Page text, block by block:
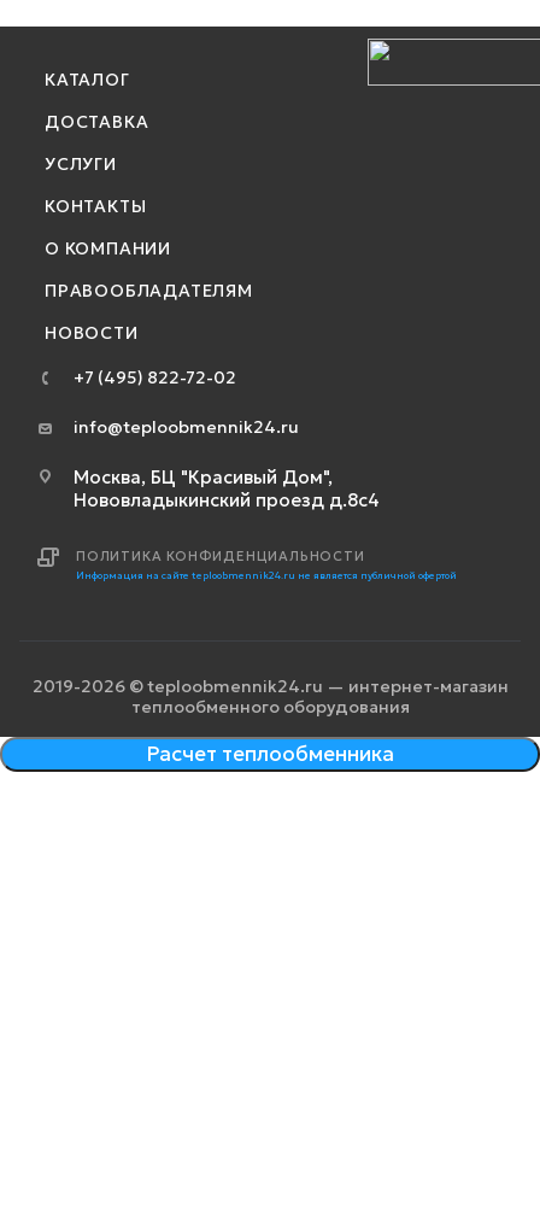
КАТАЛОГ
ДОСТАВКА
УСЛУГИ
КОНТАКТЫ
О КОМПАНИИ
ПРАВООБЛАДАТЕЛЯМ
НОВОСТИ
+7 (495) 822-72-02
info@teploobmennik24.ru
Москва, БЦ "Красивый Дом",
Нововладыкинский проезд д.8с4
ПОЛИТИКА КОНФИДЕНЦИАЛЬНОСТИ
Информация на сайте teploobmennik24.ru не является публичной офертой
2019-2026 © teploobmennik24.ru — интернет-магазин
теплообменного оборудования
Расчет теплообменника